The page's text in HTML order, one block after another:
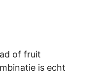
of fruit
is echt